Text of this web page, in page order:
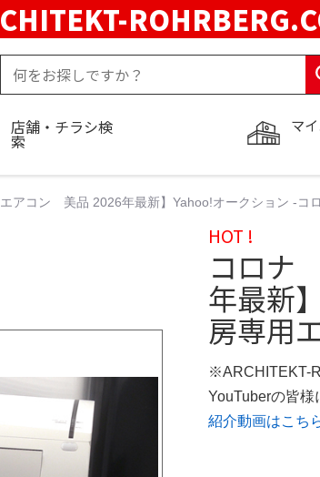
マ
店舗・チラシ検
索
アコン 美品 2026年最新】Yahoo!オークション -コ
HOT !
コロナ
年最新
房専用
※ARCHITEKT-
YouTuberの皆様
紹介動画はこち